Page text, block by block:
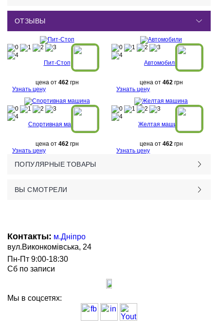
ОТЗЫВЫ
Пит-Стоп
цена от 462грн
Узнать цену
Автомобили
цена от 462грн
Узнать цену
Спортивная машина
цена от 462грн
Узнать цену
Желтая машина
цена от 462грн
Узнать цену
ПОПУЛЯРНЫЕ ТОВАРЫ
ВЫ СМОТРЕЛИ
Контакты: м.Дніпро
вул.Виконкомівська, 24
Пн-Пт 9:00-18:30
Сб по записи
Мы в соцсетях: